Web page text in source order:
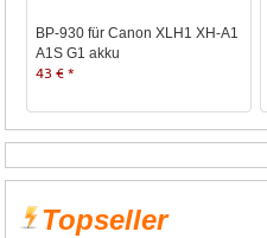
BP-930 für Canon XLH1 XH-A1
A1S G1 akku
43 € *
Topseller